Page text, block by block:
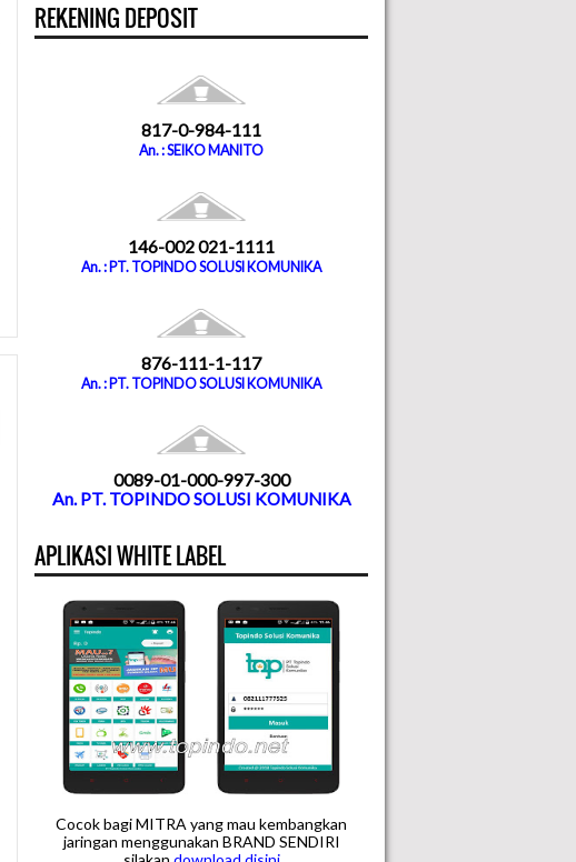
REKENING DEPOSIT
817-0-984-111
An. : SEIKO MANITO
146-002 021-1111
An. : PT. TOPINDO SOLUSI KOMUNIKA
876-111-1-117
An. : PT. TOPINDO SOLUSI KOMUNIKA
0089-01-000-997-300
An. PT. TOPINDO SOLUSI KOMUNIKA
APLIKASI WHITE LABEL
Cocok bagi MITRA yang mau kembangkan
jaringan menggunakan BRAND SENDIRI